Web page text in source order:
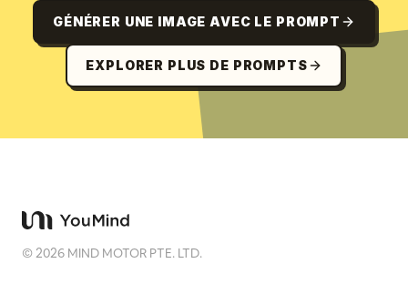
GÉNÉRER UNE IMAGE AVEC LE PROMPT
EXPLORER PLUS DE PROMPTS
©2026 MIND MOTOR PTE. LTD.